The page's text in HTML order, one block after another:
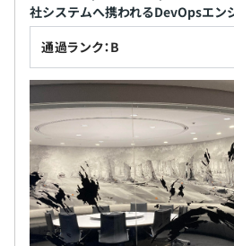
社システムへ携われるDevOpsエン
通過ランク：B